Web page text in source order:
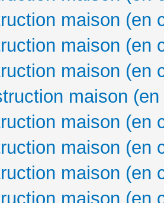
maison (en
maison (en
maison (en
maison
maison (en
maison (en
maison (en
maison (en